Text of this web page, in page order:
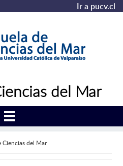
Ir a pucv.cl
del Mar
Ciencias del Mar